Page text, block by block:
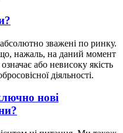
зважені по ринку.
нажаль, на даний момент
або невисоку якість
діяльності.
нові